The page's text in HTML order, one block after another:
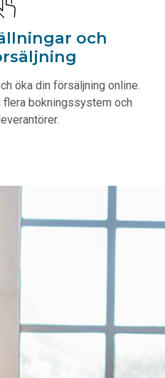
och
öka din försäljning online.
bokningssystem och